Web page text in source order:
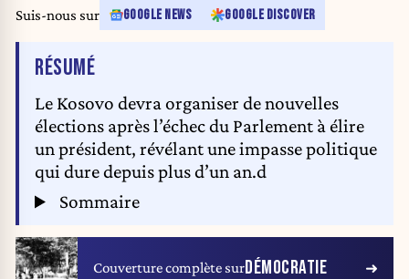
Suis-nous sur GOOGLE NEWS GOOGLE DISCOVER
RÉSUMÉDE L'ARTICLE
Le Kosovo devra organiser de nouvelles
élections après l’échec du Parlement à élire
un président, révélant une impasse politique
qui dure depuis plus d’un an.d
Sommaire
Couverture complète surDÉMOCRATIE